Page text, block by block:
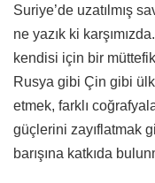
Suriye’de uzatılmış
ne yazık ki
kendisi için bir
Rusya gibi Çin gibi
etmek, farklı
güçlerini zayıflatmak
barışına katkıda